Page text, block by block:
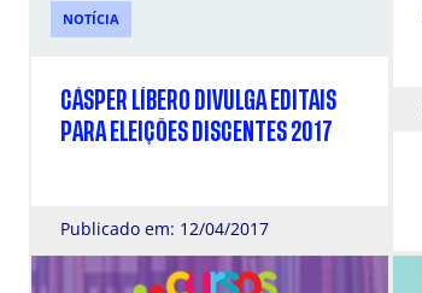
NOTÍCIA
CÁSPER LÍBERO DIVULGA EDITAIS
PARA ELEIÇÕES DISCENTES 2017
Publicado em: 12/04/2017